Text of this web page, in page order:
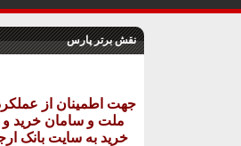
نقش برتر پارس
جهت اطمينان از
ملت و سامان خريد و
خريد به سايت بانک